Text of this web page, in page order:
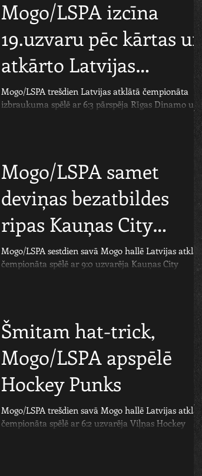
Mogo/LSPA izcīna
19.uzvaru pēc kārtas
atkārto Latvijas
rekordu
Mogo/LSPA trešdien Latvijas atklātā čempionāta
izbraukuma spēlē ar 6:3 pārspēja Rīgas Dinamo un
Mogo/LSPA samet
deviņas bezatbildes
ripas Kauņas City
vārtos
Mogo/LSPA sestdien savā Mogo hallē Latvijas
čempionāta spēlē ar 9:0 uzvarēja Kauņas City
Šmitam hat-trick,
Mogo/LSPA apspēlē
Hockey Punks
Mogo/LSPA trešdien savā Mogo hallē Latvijas
čempionāta spēlē ar 6:2 uzvarēja Viļņas Hockey